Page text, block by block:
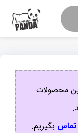
محصولات
تماس بگیریم.